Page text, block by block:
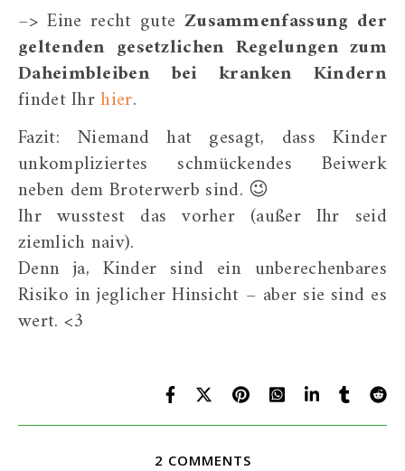
–> Eine recht gute Zusammenfassung der
geltenden gesetzlichen Regelungen zum
Daheimbleiben bei kranken Kindern
findet Ihrhier.
Fazit: Niemand hat gesagt, dass Kinder
unkompliziertes schmückendes Beiwerk
neben dem Broterwerb sind. 😉
Ihr wusstest das vorher (außer Ihr seid
ziemlich naiv).
Denn ja, Kinder sind ein unberechenbares
Risiko in jeglicher Hinsicht – aber sie sind es
wert. <3
2 COMMENTS